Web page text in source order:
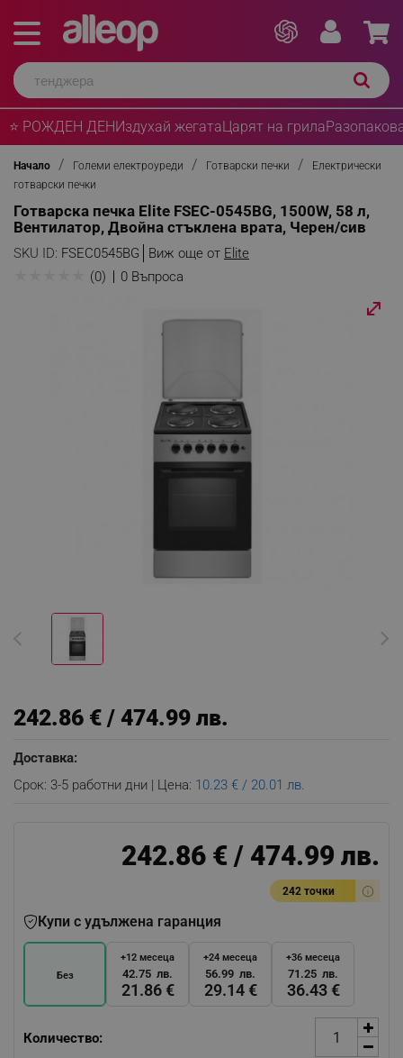
⭐ РОЖДЕН ДЕНИздухай жегатаЦарят на грила
Начало Големи електроуреди Готварски печки
Електрически
готварски печки
Готварска печка Elite FSEC-0545BG, 1500W, 58 л,
Вентилатор, Двойна стъклена врата, Черен/сив
SKU ID: FSEC0545BG Виж още от Elite
(0) 0 Въпроса
242.86 € / 474.99 лв.
Доставка:
Срок: 3-5 работни дни | Цена: 10.23 € / 20.01 лв.
242.86 € / 474.99 лв.
242 точки
Купи с удължена гаранция
Без
+12 месеца
21.86 €
42.75 лв.
+24 месеца
29.14 €
56.99 лв.
+36 месеца
36.43 €
71.25 лв.
Количество: